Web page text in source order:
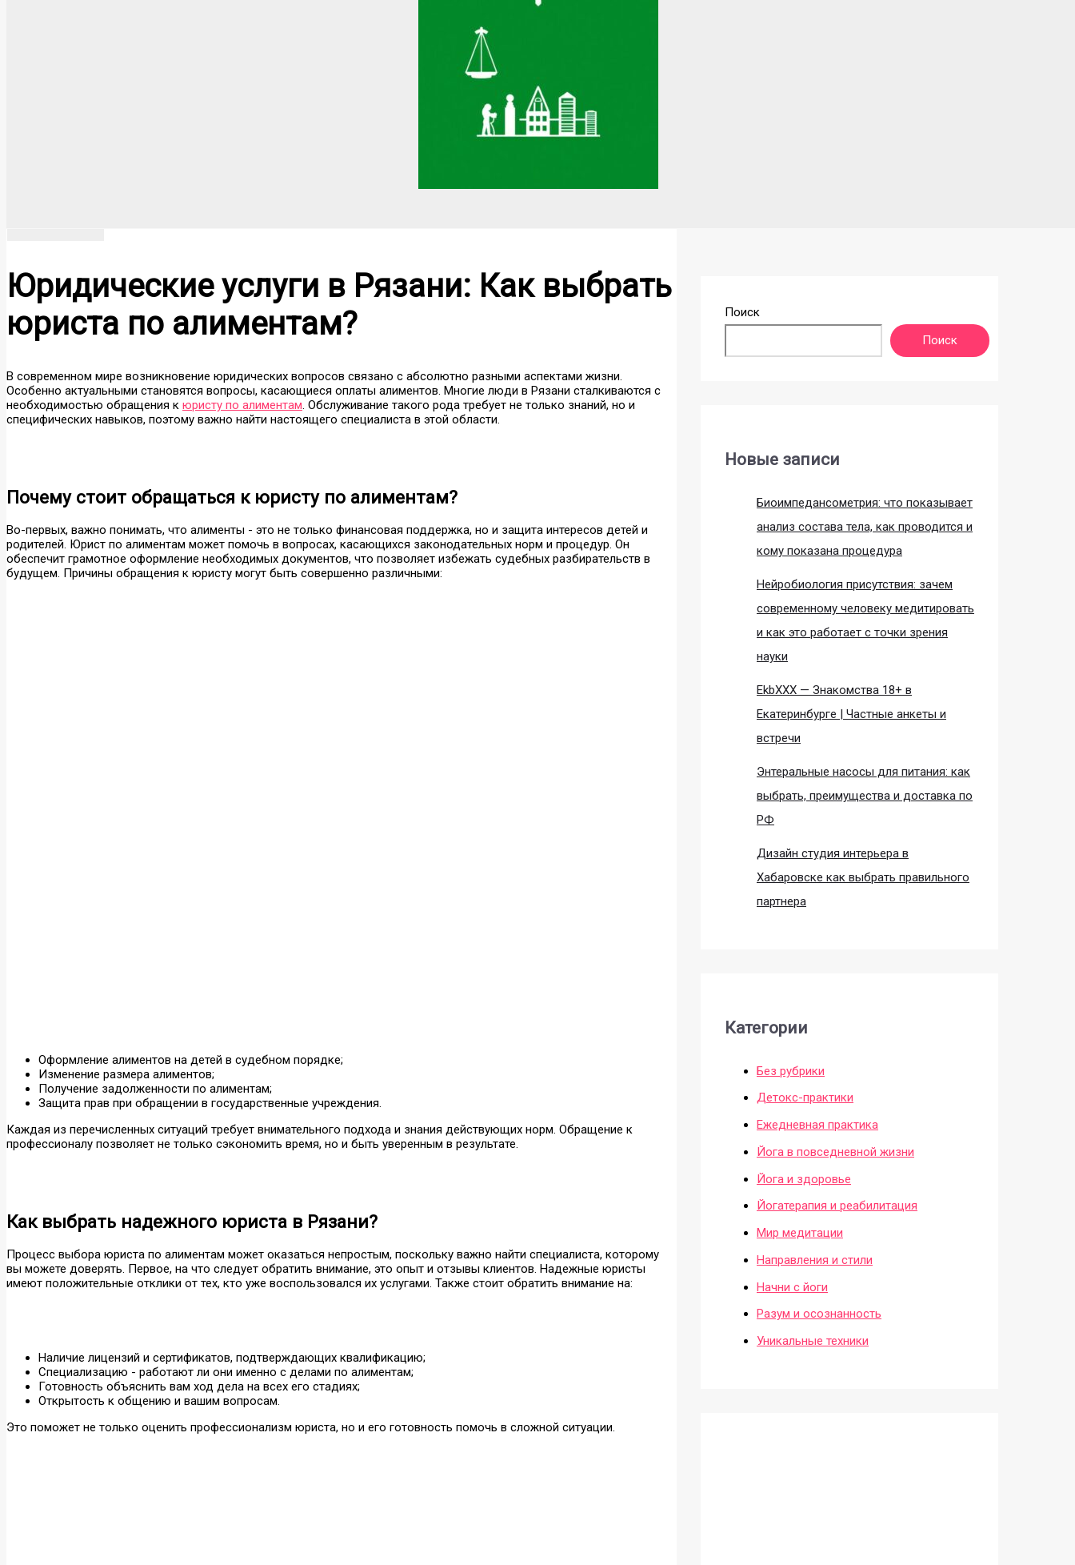
Юридические услуги в Рязани: Как выбрать
юриста по алиментам?
В современном мире возникновение юридических вопросов связано с абсолютно разными аспектами жизни.
Особенно актуальными становятся вопросы, касающиеся оплаты алиментов. Многие люди в Рязани сталкиваются с
необходимостью обращения к юристу по алиментам. Обслуживание такого рода требует не только знаний, но и
специфических навыков, поэтому важно найти настоящего специалиста в этой области.
Почему стоит обращаться к юристу по алиментам?
Во-первых, важно понимать, что алименты - это не только финансовая поддержка, но и защита интересов детей и
родителей. Юрист по алиментам может помочь в вопросах, касающихся законодательных норм и процедур. Он
обеспечит грамотное оформление необходимых документов, что позволяет избежать судебных разбирательств в
будущем. Причины обращения к юристу могут быть совершенно различными:
Оформление алиментов на детей в судебном порядке;
Изменение размера алиментов;
Получение задолженности по алиментам;
Защита прав при обращении в государственные учреждения.
Каждая из перечисленных ситуаций требует внимательного подхода и знания действующих норм. Обращение к
профессионалу позволяет не только сэкономить время, но и быть уверенным в результате.
Как выбрать надежного юриста в Рязани?
Процесс выбора юриста по алиментам может оказаться непростым, поскольку важно найти специалиста, которому
вы можете доверять. Первое, на что следует обратить внимание, это опыт и отзывы клиентов. Надежные юристы
имеют положительные отклики от тех, кто уже воспользовался их услугами. Также стоит обратить внимание на:
Наличие лицензий и сертификатов, подтверждающих квалификацию;
Специализацию - работают ли они именно с делами по алиментам;
Готовность объяснить вам ход дела на всех его стадиях;
Открытость к общению и вашим вопросам.
Это поможет не только оценить профессионализм юриста, но и его готовность помочь в сложной ситуации.
Поиск
Поиск
Новые записи
Биоимпедансометрия: что показывает
анализ состава тела, как проводится и
кому показана процедура
Нейробиология присутствия: зачем
современному человеку медитировать
и как это работает с точки зрения
науки
EkbXXX — Знакомства 18+ в
Екатеринбурге | Частные анкеты и
встречи
Энтеральные насосы для питания: как
выбрать, преимущества и доставка по
РФ
Дизайн студия интерьера в
Хабаровске как выбрать правильного
партнера
Категории
Без рубрики
Детокс-практики
Ежедневная практика
Йога в повседневной жизни
Йога и здоровье
Йогатерапия и реабилитация
Мир медитации
Направления и стили
Начни с йоги
Разум и осознанность
Уникальные техники